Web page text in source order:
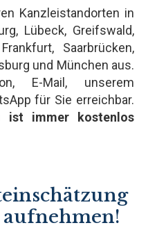
Kanzleistandorten in
Lübeck, Greifswald,
Saarbrücken,
und München aus.
E-Mail, unserem
für Sie erreichbar.
ist immer kostenlos